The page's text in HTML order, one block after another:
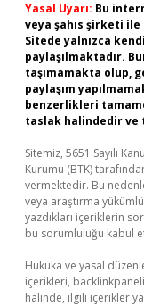
Yasal Uyarı: Bu
veya şahıs şirketi
Sitede yalnızca
paylaşılmaktadır.
taşımamakta olup,
paylaşım
benzerlikleri
taslak halindedir ve
Sitemiz, 5651 Sayılı
Kurumu (BTK)
vermektedir. Bu
veya araştırma
yazdıkları içeriklerin
bu sorumluluğu kabul
Hukuka ve yasal
içerikleri,
halinde, ilgili içerikler